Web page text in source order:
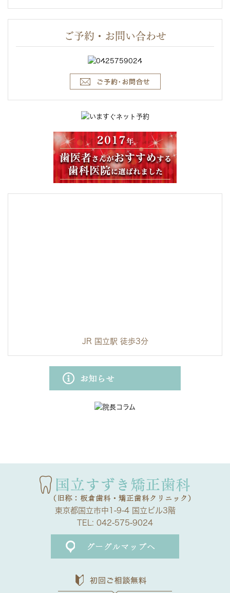
ご予約・お問い合わせ
JR 国立駅 徒歩3分
東京都国立市中1-9-4 国立ビル3階
TEL: 042-575-9024